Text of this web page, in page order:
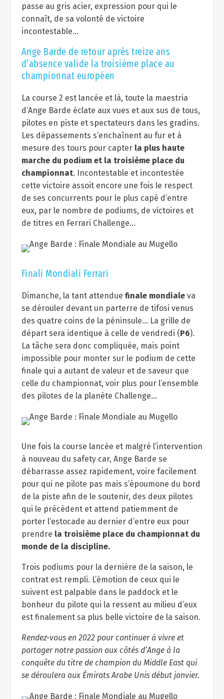
passe au gris acier, expression pour qui le
connaît, de sa volonté de victoire
incontestable…
Ange Barde de retour après treize ans
d’absence valide la troisième place au
championnat européen
La course 2 est lancée et là, toute la maestria
d’Ange Barde éclate aux vues et aux sus de tous,
pilotes en piste et spectateurs dans les gradins.
Les dépassements s’enchaînent au fur et à
mesure des tours pour capter la plus haute
marche du podium et la troisième place du
championnat. Incontestable et incontestée
cette victoire assoit encore une fois le respect
de ses concurrents pour le plus capé d’entre
eux, par le nombre de podiums, de victoires et
de titres en Ferrari Challenge…
Finali Mondiali Ferrari
Dimanche, la tant attendue finale mondialeva
se dérouler devant un parterre de tifosi venus
des quatre coins de la péninsule… La grille de
départ sera identique à celle de vendredi (P6).
La tâche sera donc compliquée, mais point
impossible pour monter sur le podium de cette
finale qui a autant de valeur et de saveur que
celle du championnat, voir plus pour l’ensemble
des pilotes de la planète Challenge…
Une fois la course lancée et malgré l’intervention
à nouveau du safety car, Ange Barde se
débarrasse assez rapidement, voire facilement
pour qui ne pilote pas mais s’époumone du bord
de la piste afin de le soutenir, des deux pilotes
qui le précèdent et attend patiemment de
porter l’estocade au dernier d’entre eux pour
prendre la troisième place du championnat du
monde de la discipline.
Trois podiums pour la dernière de la saison, le
contrat est rempli. L’émotion de ceux qui le
suivent est palpable dans le paddock et le
bonheur du pilote qui la ressent au milieu d’eux
est finalement sa plus belle victoire de la saison.
Rendez-vous en 2022 pour continuer à vivre et
partager notre passion aux côtés d’Ange à la
conquête du titre de champion du Middle East qui
se déroulera aux Émirats Arabe Unis début janvier.